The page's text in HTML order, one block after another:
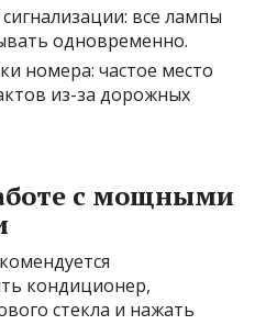
все лампы
одновременно.
номера: частое место
из-за дорожных
с мощными
кондиционер,
стекла и нажать